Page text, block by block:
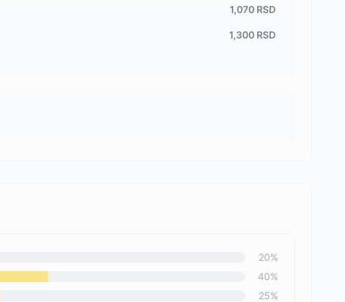
1,070 RSD
1,300 RSD
20%
40%
25%